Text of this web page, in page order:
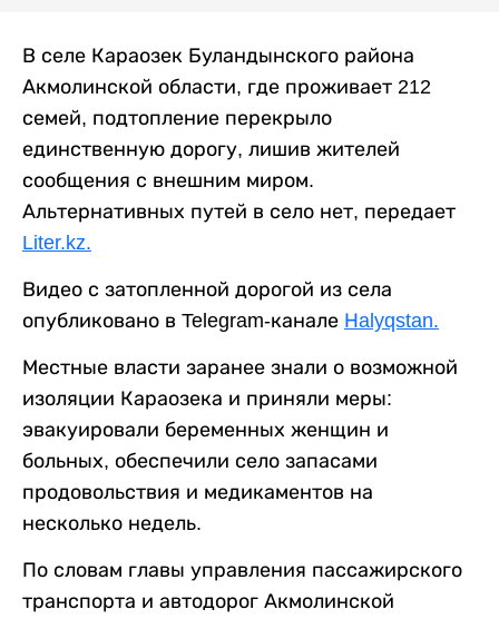
В селе Караозек Буландынского района
Акмолинской области, где проживает 212
семей, подтопление перекрыло
единственную дорогу, лишив жителей
сообщения с внешним миром.
Альтернативных путей в село нет, передает
Liter.kz.
Видео с затопленной дорогой из села
опубликовано в Telegram-канале Нalyqstan.
Местные власти заранее знали о возможной
изоляции Караозека и приняли меры:
эвакуировали беременных женщин и
больных, обеспечили село запасами
продовольствия и медикаментов на
несколько недель.
По словам главы управления пассажирского
транспорта и автодорог Акмолинской